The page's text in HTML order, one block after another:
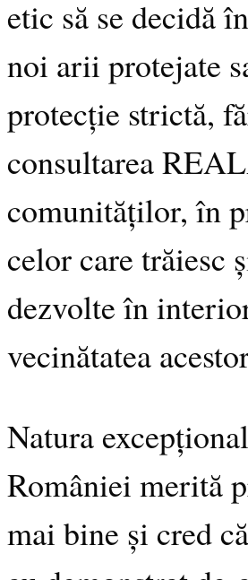
etic să se decidă
noi arii protejate
protecție strictă,
consultarea
comunităților, în
celor care trăiesc
dezvolte în
vecinătatea
Natura
României merită
mai bine și cred